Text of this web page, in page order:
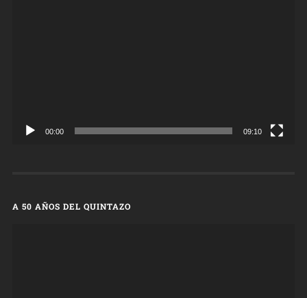
00:00 09:10
A 50 AÑOS DEL QUINTAZO